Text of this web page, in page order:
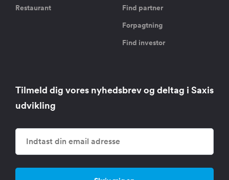
Restaurant
Find partner
Forpagtning
Find investor
Tilmeld dig vores nyhedsbrev og deltag i Saxis
udvikling